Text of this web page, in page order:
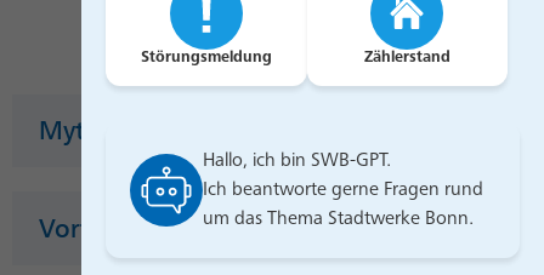
Mythen
Vorteile der Elektromobilität
Störungsmeldung Zählerstand
Hallo, ich bin SWB-GPT.
Ich beantworte gerne Fragen rund
um das Thema Stadtwerke Bonn.